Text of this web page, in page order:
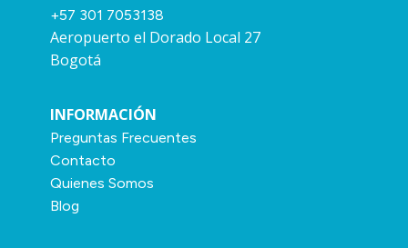
+57 301 7053138
Aeropuerto el Dorado Local 27
Bogotá
INFORMACIÓN
Preguntas Frecuentes
Contacto
Quienes Somos
Blog